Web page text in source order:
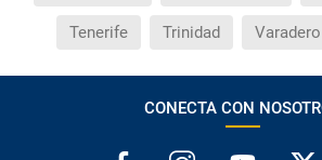
Tenerife Trinidad Varadero
CONECTA CON